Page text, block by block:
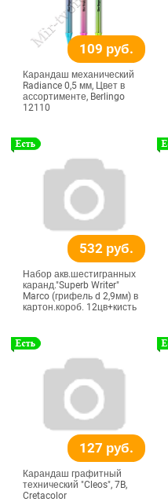
109 руб.
Карандаш механический
Radiance 0,5 мм, Цвет в
ассортименте, Berlingo
12110
532 руб.
Набор акв.шестигранных
каранд."Superb Writer"
Marco (грифель d 2,9мм) в
картон.короб. 12цв+кисть
127 руб.
Карандаш графитный
технический "Cleos", 7B,
Cretacolor